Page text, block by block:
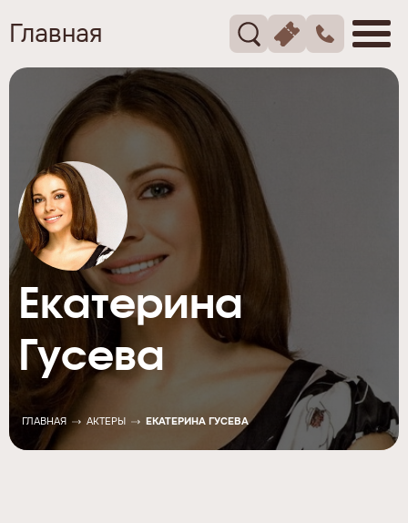
Главная
Екатерина
Гусева
ГЛАВНАЯ АКТЕРЫ ЕКАТЕРИНА ГУСЕВА